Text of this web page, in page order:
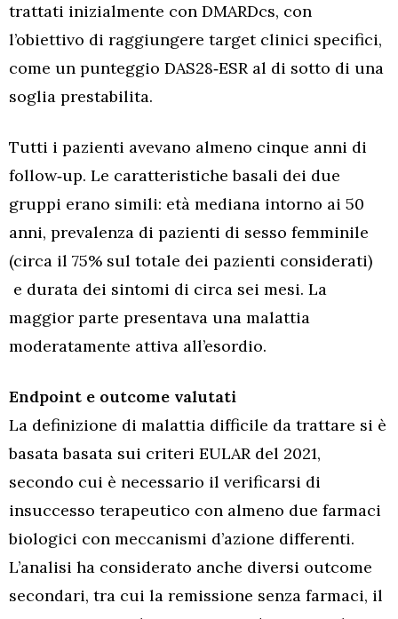
trattati inizialmente con DMARDcs, con
l’obiettivo di raggiungere target clinici specifici,
come un punteggio DAS28‑ESR al di sotto di una
soglia prestabilita.
Tutti i pazienti avevano almeno cinque anni di
follow‑up. Le caratteristiche basali dei due
gruppi erano simili: età mediana intorno ai 50
anni, prevalenza di pazienti di sesso femminile
(circa il 75% sul totale dei pazienti considerati)
e durata dei sintomi di circa sei mesi. La
maggior parte presentava una malattia
moderatamente attiva all’esordio.
Endpoint e outcome valutati
La definizione di malattia difficile da trattare si è
basata basata sui criteri EULAR del 2021,
secondo cui è necessario il verificarsi di
insuccesso terapeutico con almeno due farmaci
biologici con meccanismi d’azione differenti.
L’analisi ha considerato anche diversi outcome
secondari, tra cui la remissione senza farmaci, il